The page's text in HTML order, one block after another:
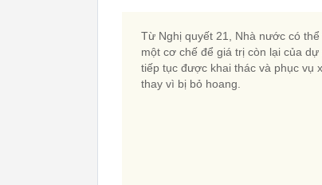
Từ Nghị quyết 21, Nhà nước có thể
một cơ chế để giá trị còn lại của
tiếp tục được khai thác và phục vụ
thay vì bị bỏ hoang.